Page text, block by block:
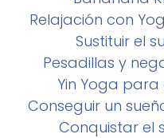
Relajación con
Sustituir el
Pesadillas y
Yin Yoga para
Conseguir un
Conquistar el